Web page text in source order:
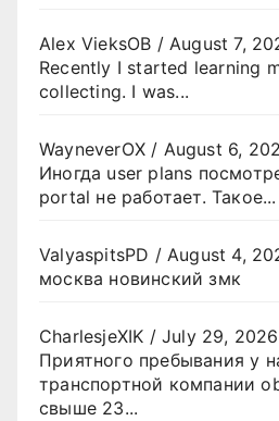
Alex VieksOB /August 7,
Recently I started learning
collecting. I was...
WayneverOX / August 6,
Иногда user plans
portal не работает. Такое...
ValyaspitsPD /August 4,
москва новинский змк
CharlesjeXIK /July 29, 2026
Приятного пребывания у
транспортной компании
свыше 23...